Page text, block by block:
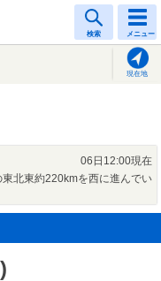
検索 メニュー
現在地
06日12:00現在
北東約220kmを西に進んでい